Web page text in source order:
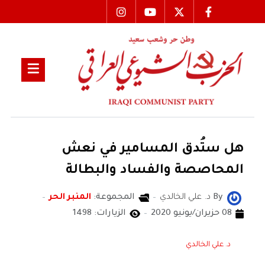
هل ستُدق المسامير في نعش
المحاصصة والفساد والبطالة
By د. علي الخالدي المجموعة: المنبر الحر
08 حزيران/يونيو 2020
الزيارات: 1498
د. علي الخالدي